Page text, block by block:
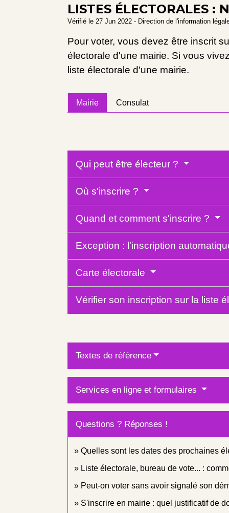
LISTES ÉLECTORALES :
Vérifié le 27 Jun 2022 - Direction de l'information
Pour voter, vous devez être inscrit
électorale d'une mairie. Si vous
liste électorale d'une mairie.
Mairie Consulat
Qui peut être électeur ?
Où s'inscrire ?
Quand et comment s'inscrire ?
Exception : l'inscription
Carte électorale
Vérifier son inscription sur la liste
Textes de référence
Services en ligne et formulaires
Questions ? Réponses !
Quelles sont les dates des prochaines
Liste électorale, bureau de vote... :
Peut-on voter sans avoir signalé son
S'inscrire en mairie : quel justificatif de